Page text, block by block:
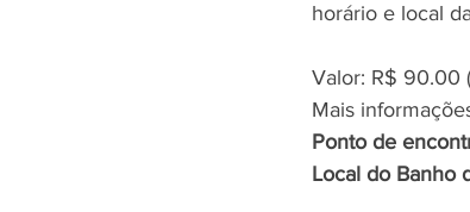
horário e local
Valor: R$ 90.00
Mais
Ponto de
Local do Banho